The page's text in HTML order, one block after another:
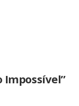
Impossível”